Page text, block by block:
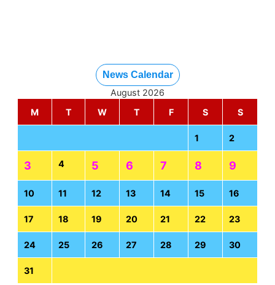
News Calendar
August 2026
M
T W T F S S
1 2
3 4 5 6 7 8 9
10 11 12 13 14 15 16
17 18 19 20 21 22 23
24 25 26 27 28 29 30
31